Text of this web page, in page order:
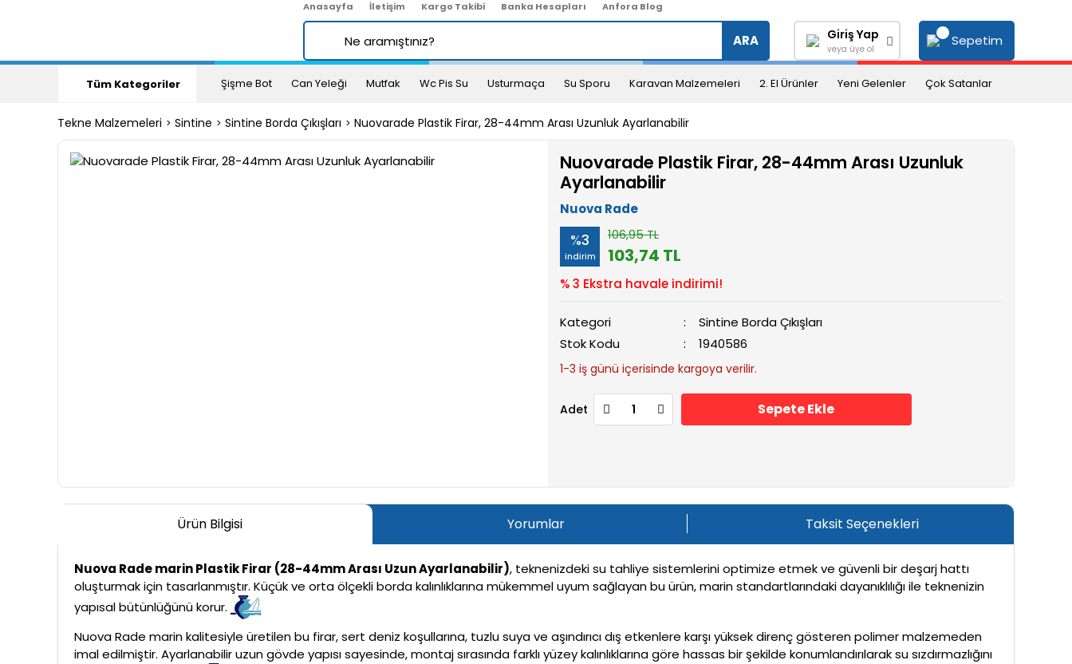
Anasayfa İletişim Kargo Takibi Banka Hesapları Anfora Blog
ARA Giriş Yap
veya üye ol
Sepetim
Tüm Kategoriler Şişme Bot Can Yeleği Mutfak Wc Pis Su Usturmaça Su Sporu Karavan Malzemeleri 2. El Ürünler Yeni Gelenler Çok Satanlar
Tekne Malzemeleri Sintine Sintine Borda Çıkışları Nuovarade Plastik Firar, 28-44mm Arası Uzunluk Ayarlanabilir
Nuovarade Plastik Firar, 28-44mm Arası Uzunluk
Ayarlanabilir
Nuova Rade
%3
indirim
106,95 TL
103,74 TL
% 3 Ekstra havale indirimi!
Kategori
Sintine Borda Çıkışları
Stok Kodu
1940586
1-3 iş günü içerisinde kargoya verilir.
Adet Sepete Ekle
Ürün Bilgisi Yorumlar Taksit Seçenekleri
Nuova Rade marin Plastik Firar (28-44mm Arası Uzun Ayarlanabilir), teknenizdeki su tahliye sistemlerini optimize etmek ve güvenli bir deşarj hattı
oluşturmak için tasarlanmıştır. Küçük ve orta ölçekli borda kalınlıklarına mükemmel uyum sağlayan bu ürün, marin standartlarındaki dayanıklılığı ile teknenizin
yapısal bütünlüğünü korur.
Nuova Rade marin kalitesiyle üretilen bu firar, sert deniz koşullarına, tuzlu suya ve aşındırıcı dış etkenlere karşı yüksek direnç gösteren polimer malzemeden
imal edilmiştir. Ayarlanabilir uzun gövde yapısı sayesinde, montaj sırasında farklı yüzey kalınlıklarına göre hassas bir şekilde konumlandırılarak su sızdırmazlığını